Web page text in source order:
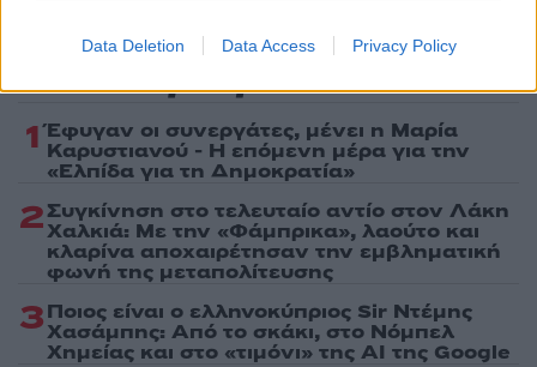
Data Deletion Data Access Privacy Policy
Πιο δημοφιλή
1 Έφυγαν οι συνεργάτες, μένει η Μαρία
Καρυστιανού - Η επόμενη μέρα για την
«Ελπίδα για τη Δημοκρατία»
2Συγκίνηση στο τελευταίο αντίο στον Λάκη
Χαλκιά: Με την «Φάμπρικα», λαούτο και
κλαρίνα αποχαιρέτησαν την εμβληματική
φωνή της μεταπολίτευσης
3Ποιος είναι ο ελληνοκύπριος Sir Ντέμης
Χασάμπης: Από το σκάκι, στο Νόμπελ
Χημείας και στο «τιμόνι» της AI της Google